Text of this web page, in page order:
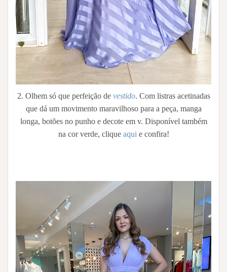
2. Olhem só que perfeição de vestido. Com listras acetinadas
que dá um movimento maravilhoso para a peça, manga
longa, botões no punho e decote em v. Disponível também
na cor verde, clique aqui e confira!